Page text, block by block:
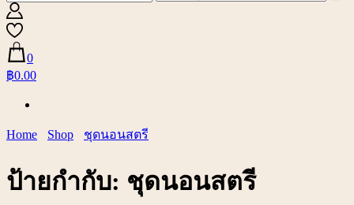
0
฿0.00
Home Shop ชุดนอนสตรี
ป้ายกำกับ: ชุดนอนสตรี